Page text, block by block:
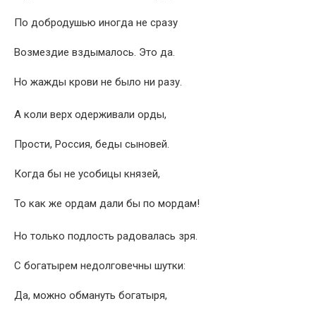
По добродушью иногда не сразу
Возмездие вздымалось. Это да.
Но жажды крови не было ни разу.
А коли верх одерживали орды,
Прости, Россия, беды сыновей.
Когда бы не усобицы князей,
То как же ордам дали бы по мордам!
Но только подлость радовалась зря.
С богатырем недолговечны шутки:
Да, можно обмануть богатыря,